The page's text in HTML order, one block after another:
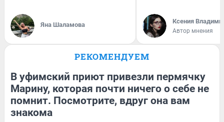
Яна Шаламова Ксения
Автор мнения
РЕКОМЕНДУЕМ
В уфимский приют привезли пермячку
Марину, которая почти ничего о себе не
помнит. Посмотрите, вдруг она вам
знакома